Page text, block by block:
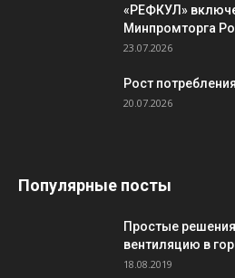
«РЕФКУЛ»
Минпромторга
23.07.2026
Рост
20.07.2026
Популярные посты
Простые
вентиляцию в
18.08.2019